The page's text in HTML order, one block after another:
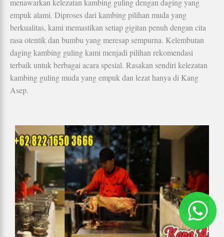
menawarkan kelezatan kambing guling dengan daging yang
empuk alami. Diproses dari kambing pilihan muda yang
berkualitas, kami memastikan setiap gigitan penuh dengan cita
rasa otentik dan bumbu yang meresap sempurna. Kelembutan
daging kambing guling kami menjadi pilihan rekomendasi
terbaik untuk berbagai acara spesial. Rasakan sendiri kelezatan
kambing guling muda yang empuk dan lezat hanya di Kang
Asep.